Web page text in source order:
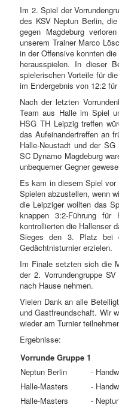
Im 2. Spiel der
des KSV Neptun Berlin,
gegen Magdeburg
unserem Trainer Marco
in der Offensive konnten
herausspielen. In dieser
spielerischen Vorteile für
im Endergebnis von 12:2
Nach der letzten
Team aus Halle im Spiel
HSG TH Leipzig treffen
das Aufeinandertreffen an
Halle-Neustadt und der
SC Dynamo Magdeburg
unbequemer Gegner
Es kam in diesem Spiel
Spielen abzustellen, wenn
die Leipziger wollten das
knappen 3:2-Führung
kontrollierten die Hallenser
Sieges den 3. Platz bei
Gedächtnisturnier erzielen.
Im Finale setzten sich die
der 2. Vorrundengruppe
nach Hause nehmen.
Vielen Dank an alle
und Gastfreundschaft. Wir
wieder am Turnier
Ergebnisse:
Vorrunde Gruppe 1
Neptun Berlin
-
Halle-Masters
-
Halle-Masters
-